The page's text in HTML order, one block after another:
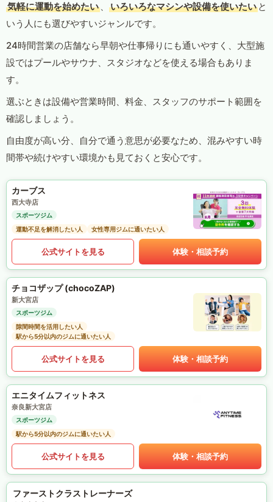
気軽に運動を始めたい 、 いろいろなマシンや設備を使いたい と
いう人にも選びやすいジャンルです。
24時間営業の店舗なら早朝や仕事帰りにも通いやすく、大型施
設ではプールやサウナ、スタジオなどを使える場合もありま
す。
選ぶときは設備や営業時間、料金、スタッフのサポート範囲を
確認しましょう。
自由度が高い分、自分で通う意思が必要なため、混みやすい時
間帯や続けやすい環境かも見ておくと安心です。
カーブス
西大寺店
スポーツジム
運動不足を解消したい人
女性専用ジムに通いたい人
公式サイトを見る 体験・相談予約
チョコザップ (chocoZAP)
新大宮店
スポーツジム
隙間時間を活用したい人
駅から5分以内のジムに通いたい人
公式サイトを見る 体験・相談予約
エニタイムフィットネス
奈良新大宮店
スポーツジム
駅から5分以内のジムに通いたい人
公式サイトを見る 体験・相談予約
ファーストクラストレーナーズ